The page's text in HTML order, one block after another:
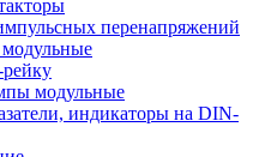
перенапряжений
модульные
индикаторы на DIN-